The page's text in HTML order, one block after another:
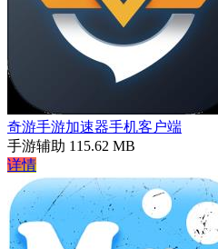
奇游手游加速器手机客户端
手游辅助 115.62 MB
详情